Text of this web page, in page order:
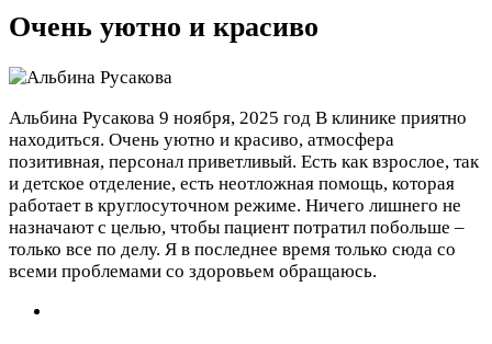
Очень уютно и красиво
Альбина Русакова 9 ноября, 2025 год В клинике приятно
находиться. Очень уютно и красиво, атмосфера
позитивная, персонал приветливый. Есть как взрослое, так
и детское отделение, есть неотложная помощь, которая
работает в круглосуточном режиме. Ничего лишнего не
назначают с целью, чтобы пациент потратил побольше –
только все по делу. Я в последнее время только сюда со
всеми проблемами со здоровьем обращаюсь.